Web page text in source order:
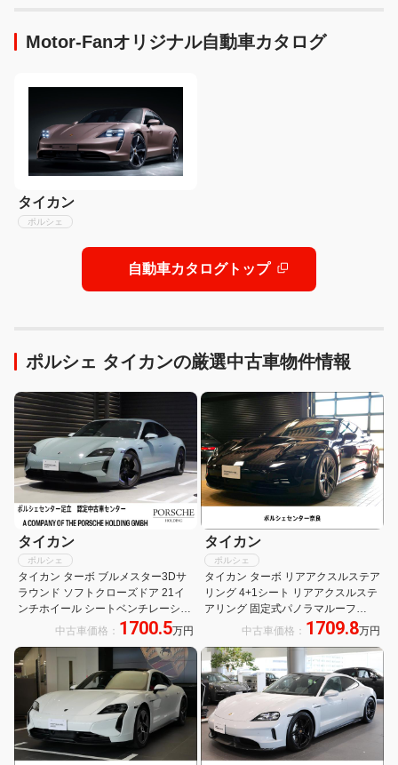
Motor-Fanオリジナル自動車カタログ
タイカン
ポルシェ
自動車カタログトップ
ポルシェ タイカンの厳選中古車物件情報
タイカン
ポルシェ
タイカン ターボ ブルメスター3Dサ
ラウンド ソフトクローズドア 21イ
ンチホイール シートベンチレーショ
ン アダプティブスポーツシート アク
ティブレーンキーピング イルミネー
テッドライトストリップ プライバシ
ーガラス
中古車価格： 1700.5万円
タイカン
ポルシェ
タイカン ターボ リアアクスルステア
リング 4+1シート リアアクスルステ
アリング 固定式パノラマルーフ
BOSE シートベンチレーション
PSCB ソフトクローズドア パッセン
ジャーディスプレイ 18wayシート
中古車価格： 1709.8万円